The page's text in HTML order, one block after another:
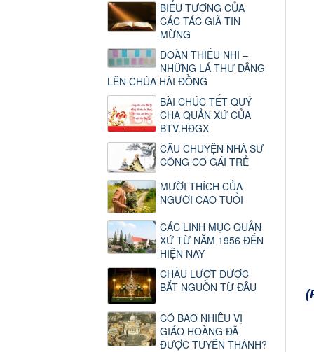
BIỂU TƯỢNG CỦA
CÁC TÁC GIẢ TIN
MỪNG
ĐOÀN THIẾU NHI –
NHỮNG LÁ THƯ DÂNG
LÊN CHÚA HÀI ĐỒNG
BÀI CHÚC TẾT QUÝ
CHA QUẢN XỨ CỦA
BTV.HĐGX
CÂU CHUYỆN NHÀ SƯ
CÕNG CÔ GÁI TRẺ
MƯỜI THÍCH CỦA
NGƯỜI CAO TUỔI
CÁC LINH MỤC QUẢN
XỨ TỪ NĂM 1956 ĐẾN
HIỆN NAY
CHẦU LƯỢT ĐƯỢC
BẮT NGUỒN TỪ ĐÂU
CÓ BAO NHIÊU VỊ
GIÁO HOÀNG ĐÃ
ĐƯỢC TUYÊN THÁNH?